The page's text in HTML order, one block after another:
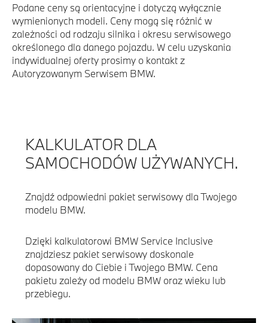
Podane ceny są orientacyjne i dotyczą wyłącznie
wymienionych modeli. Ceny mogą się różnić w
zależności od rodzaju silnika i okresu serwisowego
określonego dla danego pojazdu. W celu uzyskania
indywidualnej oferty prosimy o kontakt z
Autoryzowanym Serwisem BMW.
KALKULATOR DLA
SAMOCHODÓW UŻYWANYCH.
Znajdź odpowiedni pakiet serwisowy dla Twojego
modelu BMW.
Dzięki kalkulatorowi BMW Service Inclusive
znajdziesz pakiet serwisowy doskonale
dopasowany do Ciebie i Twojego BMW. Cena
pakietu zależy od modelu BMW oraz wieku lub
przebiegu.